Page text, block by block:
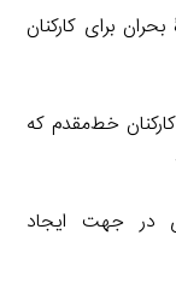
برای کارکنان
خط‌مقدم که
در جهت ایجاد